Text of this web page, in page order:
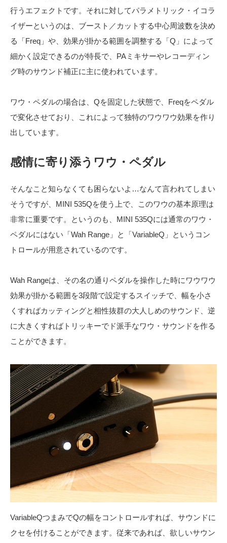
行うエフェクトです。それに対してパラメトリック・イコラ
イザーというのは、ブースト／カットする中心周波数を決め
る「Freq」や、効果が掛かる範囲を調整する「Q」によって
細かく設定できるのが特長で、PAミキサーやレコーディン
グ時のサウンド補正に主に使われています。
ワウ・ペダルの場合は、Qを固定した状態で、Freqをペダル
で変化させており、これによって独特のワウワウ効果を作り
出しています。
感情に寄り添うワウ・ペダル
そんなこと知らなくても困らないよ…なんて言われてしまい
そうですが、MINI 535Qを使う上で、このワウの基本原理は
非常に重要です。というのも、MINI 535Qには通常のワウ・
ペダルにはない「Wah Range」と「VariableQ」というコン
トロールが用意されているのです。
Wah Rangeは、その名の通りペダルを操作した時にワウワウ
効果が掛かる範囲を3段階で設定するスイッチで、幅を小さ
くすればカッティングと相性抜群の大人しめのサウンド、逆
に大きくすればトリッキーでド派手なワウ・サウンドを作る
ことができます。
VariableQつまみでQの幅をコントロールすれば、サウンドに
クセを付けることができます。従来であれば、欲しいサウン